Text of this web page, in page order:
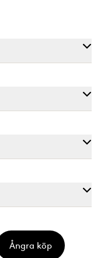
Ångra köp